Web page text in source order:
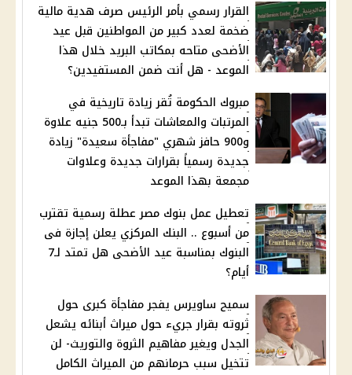
القرار رسمي بأمر الرئيس صرف هدية مالية
ضخمة لعدد كبير من المواطنين قبل عيد
الأضحى متاحه بمكاتب البريد خلال هذا
الموعد - هل أنت ضمن المستفيدين؟
مبروك الحكومة تُقر زيادة تاريخية في
المرتبات والمعاشات تبدأ بـ500 جنيه علاوة
و900 حافز شهري "مفاجأة سعيدة" زيادة
جديدة رسمياً بقرارات جديدة وعلاوات
مجمعة بهذا الموعد
تعطيل عمل بنوك مصر عطلة رسمية تقترب
من أسبوع .. البنك المركزي يعلن إجازة فى
البنوك بمناسبة عيد الأضحى هل تمتد لـ7
أيام؟
سميح ساويرس يفجر مفاجأة كبرى حول
ثروته بقرار جريء حول ميراث أبنائه يشعل
الجدل ويغير مفاهيم الثروة والتوريث- لن
تتخيل سبب حرمانهم من الميراث الكامل